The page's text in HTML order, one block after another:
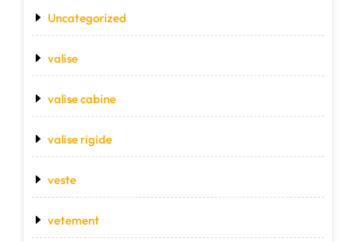
Uncategorized
valise
valise cabine
valise rigide
veste
vetement